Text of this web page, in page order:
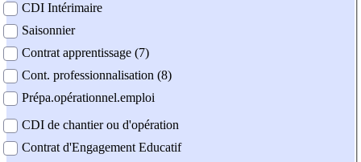
CDI Intérimaire
Saisonnier
Contrat apprentissage (7)
Cont. professionnalisation (8)
Prépa.opérationnel.emploi
CDI de chantier ou d'opération
Contrat d'Engagement Educatif